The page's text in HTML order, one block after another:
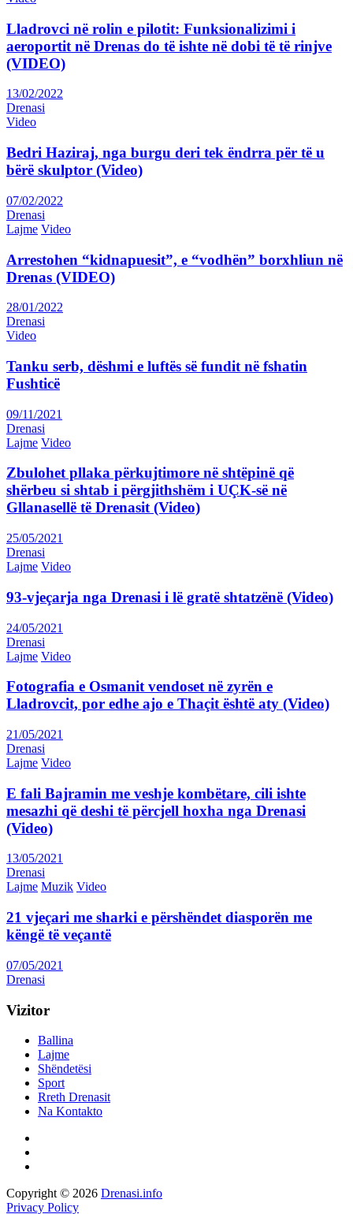
Lladrovci në rolin e pilotit: Funksionalizimi i
aeroportit në Drenas do të ishte në dobi të të rinjve
(VIDEO)
13/02/2022
Drenasi
Video
Bedri Haziraj, nga burgu deri tek ëndrra për të u
bërë skulptor (Video)
07/02/2022
Drenasi
Lajme Video
Arrestohen “kidnapuesit”, e “vodhën” borxhliun në
Drenas (VIDEO)
28/01/2022
Drenasi
Video
Tanku serb, dëshmi e luftës së fundit në fshatin
Fushticë
09/11/2021
Drenasi
Lajme Video
Zbulohet pllaka përkujtimore në shtëpinë që
shërbeu si shtab i përgjithshëm i UÇK-së në
Gllanasellë të Drenasit (Video)
25/05/2021
Drenasi
Lajme Video
93-vjeçarja nga Drenasi i lë gratë shtatzënë (Video)
24/05/2021
Drenasi
Lajme Video
Fotografia e Osmanit vendoset në zyrën e
Lladrovcit, por edhe ajo e Thaçit është aty (Video)
21/05/2021
Drenasi
Lajme Video
E fali Bajramin me veshje kombëtare, cili ishte
mesazhi që deshi të përcjell hoxha nga Drenasi
(Video)
13/05/2021
Drenasi
Lajme Muzik Video
21 vjeçari me sharki e përshëndet diasporën me
këngë të veçantë
07/05/2021
Drenasi
Vizitor
Ballina
Lajme
Shëndetësi
Sport
Rreth Drenasit
Na Kontakto
Copyright © 2026 Drenasi.info
Privacy Policy